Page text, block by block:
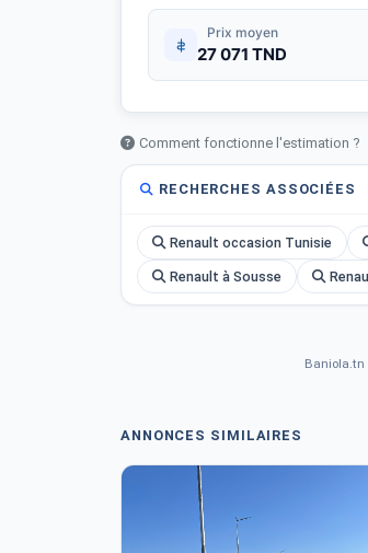
Prix moyen
27 071 TND
Comment fonctionne l'estimation ?
RECHERCHES ASSOCIÉES
Renault occasion Tunisie
Renault à Sousse
Baniola.tn
ANNONCES SIMILAIRES